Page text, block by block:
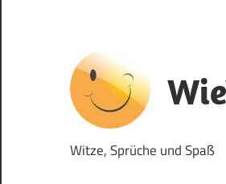
springen
Witze, Sprüche und Spaß